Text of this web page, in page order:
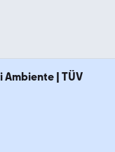
Ambiente | TÜV